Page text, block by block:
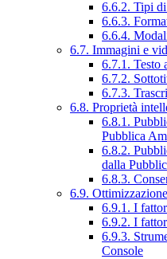
6.6.2. Tipi
6.6.3.
6.6.4.
6.7. Immagini e
6.7.1. Testo
6.7.2.
6.7.3.
6.8. Proprietà
6.8.1.
Pubblica
6.8.2.
dalla
6.8.3.
6.9.
6.9.1. I
6.9.2. I
6.9.3.
Console